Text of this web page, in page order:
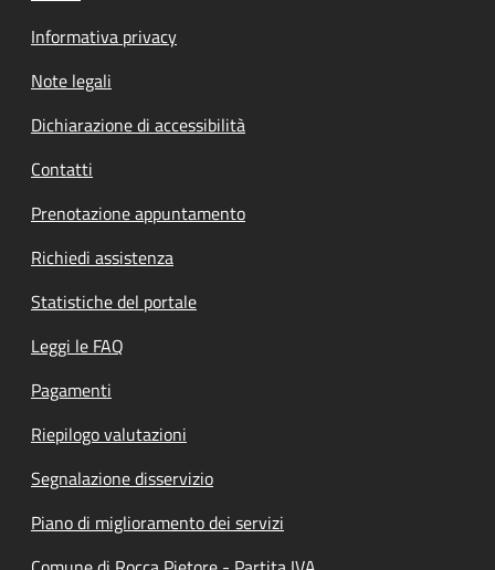
Informativa privacy
Note legali
Dichiarazione di accessibilità
Contatti
Prenotazione appuntamento
Richiedi assistenza
Statistiche del portale
Leggi le FAQ
Pagamenti
Riepilogo valutazioni
Segnalazione disservizio
Piano di miglioramento dei servizi